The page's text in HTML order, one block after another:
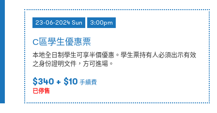
23-06-2024 Sun 3:00pm
C區學生優惠票
本地全日制學生可享半價優惠。學生票持有人必須出示有效
之身份證明文件，方可進場。
$340 + $10 手續費
已停售